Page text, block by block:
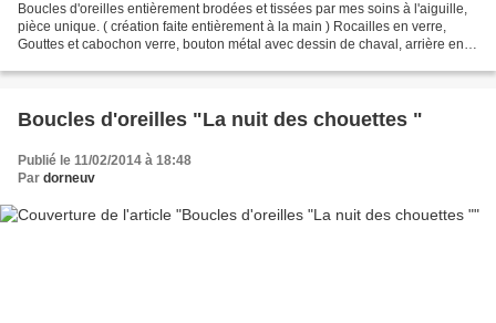
Boucles d'oreilles entièrement brodées et tissées par mes soins à l'aiguille,
pièce unique. ( création faite entièrement à la main ) Rocailles en verre,
Gouttes et cabochon verre, bouton métal avec dessin de chaval, arrière en
Boucles d'oreilles "La nuit des chouettes "
Publié le 11/02/2014 à 18:48
Par dorneuv